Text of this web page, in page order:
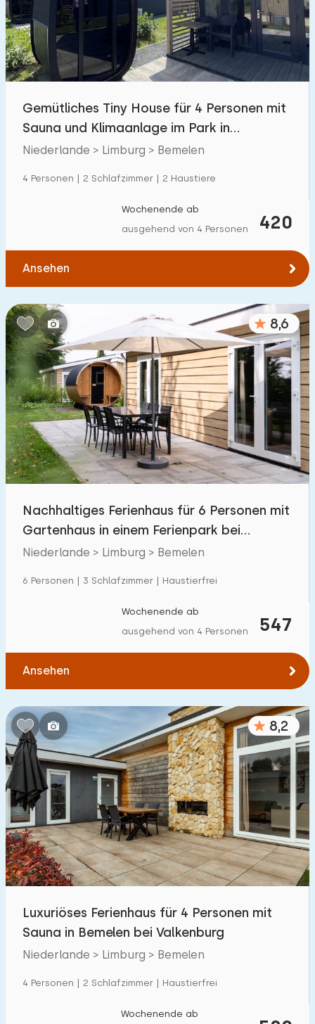
Schwimmbad
Eingezäunter Garten
Haustierfrei 10
Ladestation Auto
€ 0 — € 1000+
Schlafzimmern:
1 2 3 4 5
Badezimmer:
1 2 3 4 5
Entfernungen
Von Bemelen(max. km) :
Zum Meer(max. km):
10 20
1 2
Zum Wasser (max. km):
1 5 10 20
Zu öffentlichen Verkehrsmitteln(max. km):
0,2 0,5 1 2 5
Unterkunft
Im Ferienpark
Einfamilienhaus
Ferienbauernhof
Gemütliches Tiny House für 4 Personen mit
Sauna und Klimaanlage im Park in
Südlimburg
Niederlande > Limburg > Bemelen
4 Personen | 2 Schlafzimmer | 2 Haustiere
420
Wochenende ab
ausgehend von 4 Personen
Ansehen
8,6
Nachhaltiges Ferienhaus für 6 Personen mit
Gartenhaus in einem Ferienpark bei
Valkenburg
Niederlande > Limburg > Bemelen
6 Personen | 3 Schlafzimmer | Haustierfrei
547
Wochenende ab
ausgehend von 4 Personen
Ansehen
8,2
Luxuriöses Ferienhaus für 4 Personen mit
Sauna in Bemelen bei Valkenburg
Niederlande > Limburg > Bemelen
4 Personen | 2 Schlafzimmer | Haustierfrei
Wochenende ab